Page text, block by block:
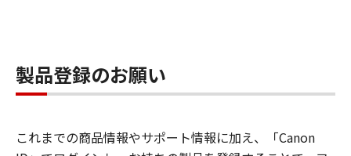
製品登録のお願い
これまでの商品情報やサポート情報に加え、「Canon